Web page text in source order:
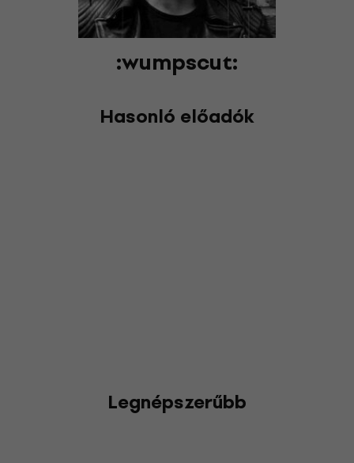
:wumpscut:
Hasonló előadók
Legnépszerűbb